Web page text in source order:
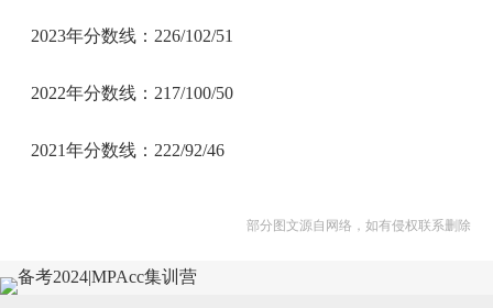
2023年分数线：226/102/51
2022年分数线：217/100/50
2021年分数线：222/92/46
部分图文源自网络，如有侵权联系删除